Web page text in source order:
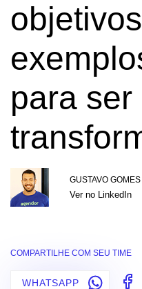
para
GUSTAVO GOMES
Ver no LinkedIn
COMPARTILHE COM SEU TIME
WHATSAPP